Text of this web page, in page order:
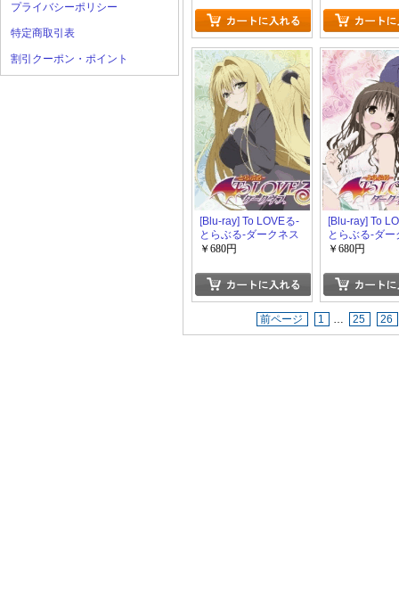
プライバシーポリシー
特定商取引表
割引クーポン・ポイント
[Blu-ray] To LOVEる-
とらぶる-ダークネス
第5巻
￥680円
[Blu-ray] To
とらぶる-ダー
第4巻
￥680円
前ページ 1 … 25 26